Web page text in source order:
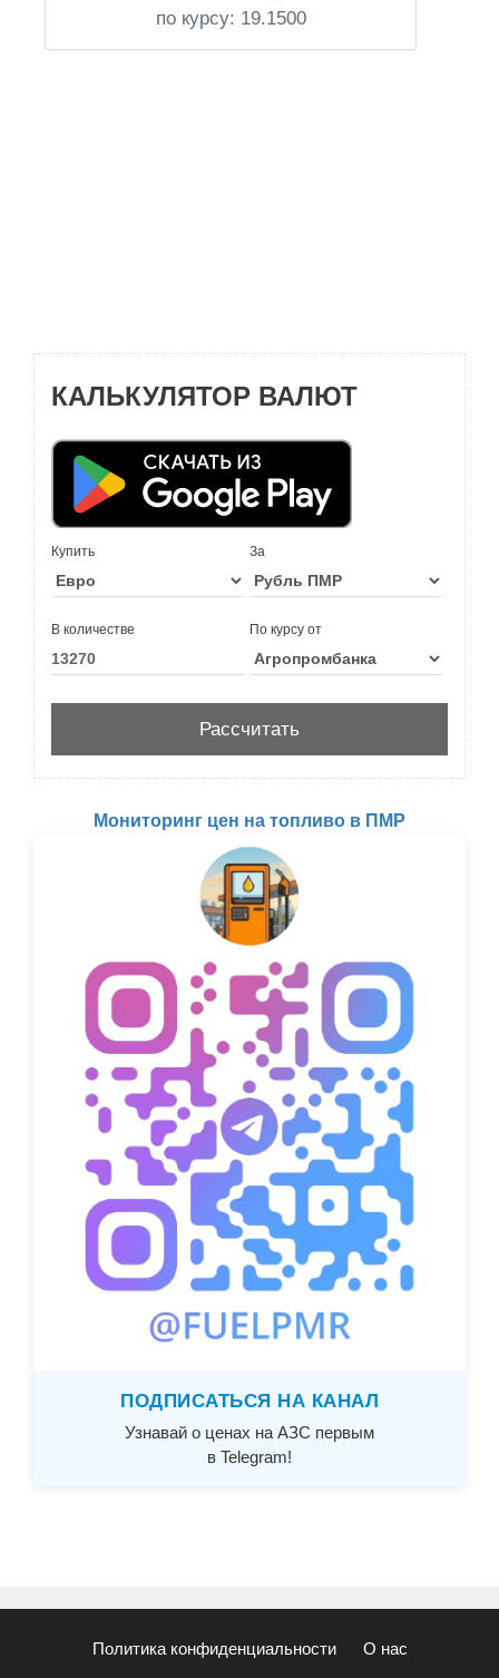
по курсу: 19.1500
КАЛЬКУЛЯТОР ВАЛЮТ
Купить За
В количестве По курсу от
Мониторинг цен на топливо в ПМР
ПОДПИСАТЬСЯ НА КАНАЛ
Узнавай о ценах на АЗС первым
в Telegram!
Политика конфиденциальности О нас